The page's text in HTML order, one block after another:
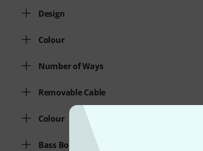
Design
Colour
Number of Ways
Removable Cable
Colour
Bass Boost